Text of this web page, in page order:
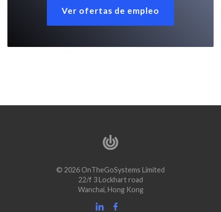
Ver ofertas de empleo
© 2026 OnTheGoSystems Limited
22/f 3 Lockhart road
Wanchai, Hong Kong